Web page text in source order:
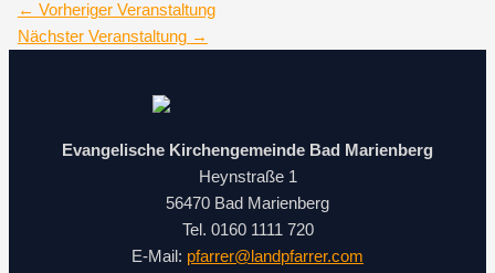
← Vorheriger Veranstaltung
Nächster Veranstaltung →
Evangelische Kirchengemeinde Bad Marienberg
Heynstraße 1
56470 Bad Marienberg
Tel. 0160 1111 720
E-Mail: pfarrer@landpfarrer.com